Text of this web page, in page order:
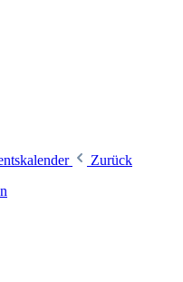
Zurück